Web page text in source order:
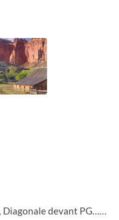
Diagonale devant PG……